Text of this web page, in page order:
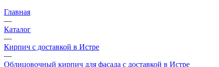
Главная
—
Каталог
—
Кирпич с доставкой в Истре
—
Облицовочный кирпич для фасада с доставкой в Истре